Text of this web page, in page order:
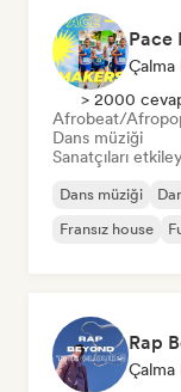
Pace
Çalma
> 2000
Afrobeat/
Dans müziği
Sanatçıları
Dans müziği
Fransız house
Rap
Çalma